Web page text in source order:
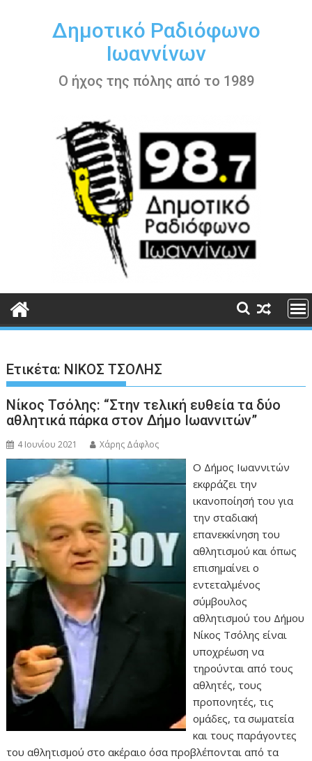
περιεχόμενοΔημοτικό Ραδιόφωνο
Ιωαννίνων
Ο ήχος της πόλης από το 1989
Ετικέτα: ΝΙΚΟΣ ΤΣΟΛΗΣ
Νίκος Τσόλης: “Στην τελική ευθεία τα δύο
αθλητικά πάρκα στον Δήμο Ιωαννιτών”
4 Ιουνίου 2021 Χάρης Δάφλος
Ο Δήμος Ιωαννιτών
εκφράζει την
ικανοποίησή του για
την σταδιακή
επανεκκίνηση του
αθλητισμού και όπως
επισημαίνει ο
εντεταλμένος
σύμβουλος
αθλητισμού του Δήμου
Νίκος Τσόλης είναι
υποχρέωση να
τηρούνται από τους
αθλητές, τους
προπονητές, τις
ομάδες, τα σωματεία
και τους παράγοντες
του αθλητισμού στο ακέραιο όσα προβλέπονται από τα